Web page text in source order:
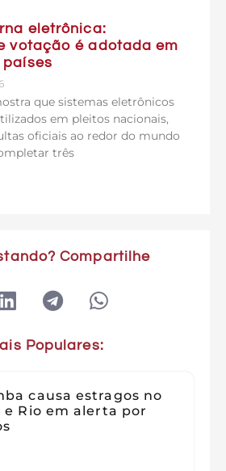
eletrônica:
votação é adotada em
países
que sistemas eletrônicos
em pleitos nacionais,
oficiais ao redor do mundo
três
Compartilhe
Populares:
causa estragos no
e Rio em alerta por